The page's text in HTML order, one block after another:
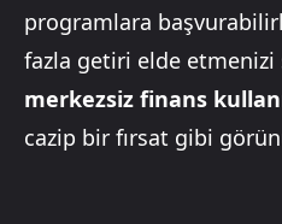
programlara
fazla getiri elde etmenizi
merkezsiz finans
cazip bir fırsat gibi